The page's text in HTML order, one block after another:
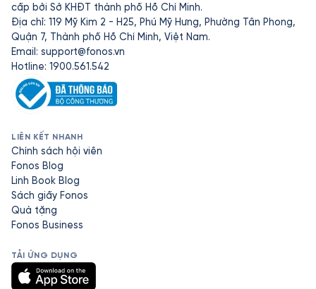
cấp bởi Sở KHĐT thành phố Hồ Chí Minh.
Địa chỉ: 119 Mỹ Kim 2 - H25, Phú Mỹ Hưng, Phường Tân Phong,
Quận 7, Thành phố Hồ Chí Minh, Việt Nam.
Email: support@fonos.vn
Hotline: 1900.561.542
LIÊN KẾT NHANH
Chính sách hội viên
Fonos Blog
Linh Book Blog
Sách giấy Fonos
Quà tặng
Fonos Business
TẢI ỨNG DỤNG